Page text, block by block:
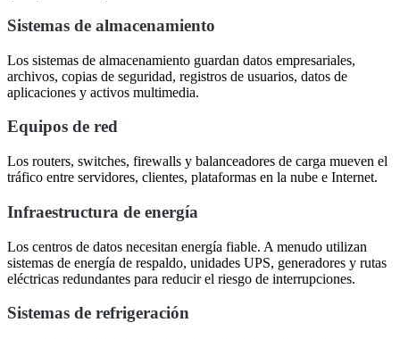
Sistemas de almacenamiento
Los sistemas de almacenamiento guardan datos empresariales,
archivos, copias de seguridad, registros de usuarios, datos de
aplicaciones y activos multimedia.
Equipos de red
Los routers, switches, firewalls y balanceadores de carga mueven el
tráfico entre servidores, clientes, plataformas en la nube e Internet.
Infraestructura de energía
Los centros de datos necesitan energía fiable. A menudo utilizan
sistemas de energía de respaldo, unidades UPS, generadores y rutas
eléctricas redundantes para reducir el riesgo de interrupciones.
Sistemas de refrigeración